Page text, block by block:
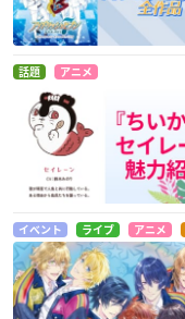
話題 アニメ
イベント ライブ アニメ